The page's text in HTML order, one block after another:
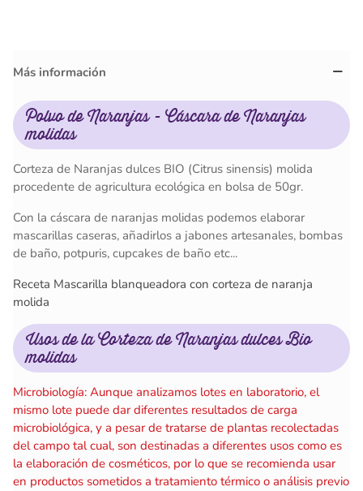
Más información
Polvo de Naranjas - Cáscara de Naranjas
molidas
Corteza de Naranjas dulces BIO (Citrus sinensis) molida
procedente de agricultura ecológica en bolsa de 50gr.
Con la cáscara de naranjas molidas podemos elaborar
mascarillas caseras, añadirlos a jabones artesanales, bombas
de baño, potpuris, cupcakes de baño etc...
Receta Mascarilla blanqueadora con corteza de naranja
molida
Usos de la Corteza de Naranjas dulces Bio
molidas
Microbiología: Aunque analizamos lotes en laboratorio, el
mismo lote puede dar diferentes resultados de carga
microbiológica, y a pesar de tratarse de plantas recolectadas
del campo tal cual, son destinadas a diferentes usos como es
la elaboración de cosméticos, por lo que se recomienda usar
en productos sometidos a tratamiento térmico o análisis previo